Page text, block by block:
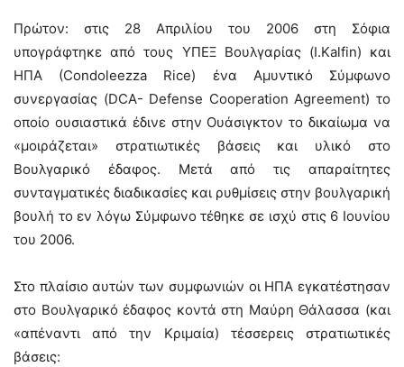
Πρώτον: στις 28 Απριλίου του 2006 στη Σόφια
υπογράφτηκε από τους ΥΠΕΞ Βουλγαρίας (I.Kalfin) και
ΗΠΑ (Condoleezza Rice) ένα Αμυντικό Σύμφωνο
συνεργασίας (DCA- Defense Cooperation Agreement) το
οποίο ουσιαστικά έδινε στην Ουάσιγκτον το δικαίωμα να
«μοιράζεται» στρατιωτικές βάσεις και υλικό στο
Βουλγαρικό έδαφος. Μετά από τις απαραίτητες
συνταγματικές διαδικασίες και ρυθμίσεις στην βουλγαρική
βουλή το εν λόγω Σύμφωνο τέθηκε σε ισχύ στις 6 Ιουνίου
του 2006.
Στο πλαίσιο αυτών των συμφωνιών οι ΗΠΑ εγκατέστησαν
στο Βουλγαρικό έδαφος κοντά στη Μαύρη Θάλασσα (και
«απέναντι από την Κριμαία) τέσσερεις στρατιωτικές
βάσεις: